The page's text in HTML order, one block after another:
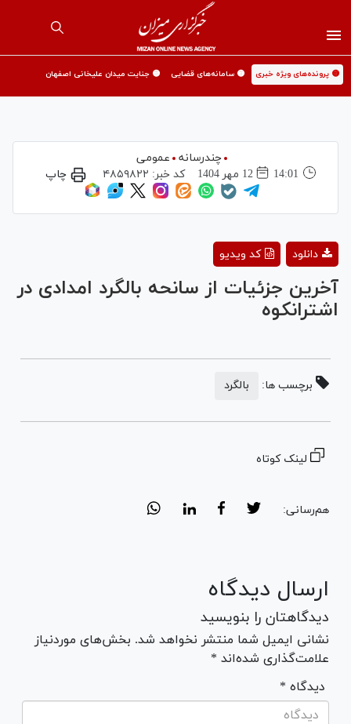
🟡 پرونده‌های ویژه خبری 🟡 سامانه‌های قضایی 🟡 جنایت میدان علیخانی اصفهان
چندرسانه
عمومی
14:01
12 مهر 1404 کد خبر: ۴۸۵۹۸۲۲ چاپ
Video
کد ویدیو دانلود
آخرین جزئیات از سانحه بالگرد امدادی در
اشترانکوه
برچسب ها: بالگرد
لینک کوتاه
هم‌رسانی:
ارسال دیدگاه
دیدگاهتان را بنویسید
نشانی ایمیل شما منتشر نخواهد شد. بخش‌های موردنیاز
علامت‌گذاری شده‌اند *
* دیدگاه